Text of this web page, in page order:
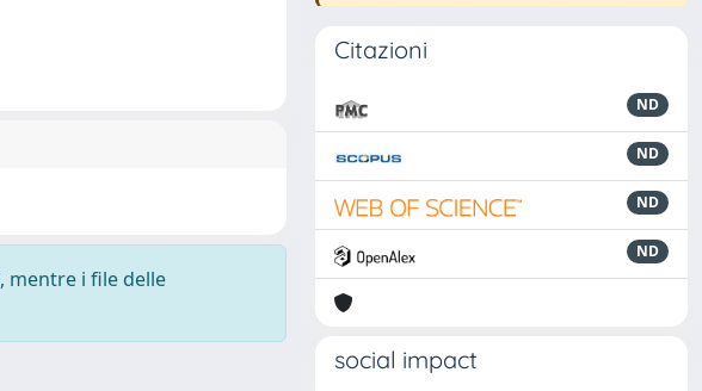
, mentre i file delle
Citazioni
ND
ND
ND
ND
social impact